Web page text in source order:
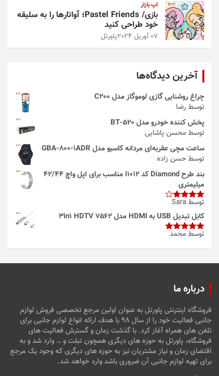
اپ بازار
بازی/ Pastel Friends؛ آواتارها را به سلیقه
خود طراحی کنید
07 آوریل 2024 پاورتل
آخرین دیدگاه‌ها
چراغ روشنایی گازی لوموگاز مدل C200
توسط رضا
پخش کننده خودرو مدل 520-BT
توسط محسن پاشایی
ساعت مچی عقربه‌ای مردانه کاسیو مدل GBA-800-1ADR
توسط حسن زاده
بند طرح Diamond کد i1012 مناسب برای اپل واچ 42/44
میلیمتری
امتیاز4
از 5
توسط Sara
کابل تبدیل USB به HDMI مدل 3in1 HDTV 7562
امتیاز5از
توسط محمد
درباره ما
فروشگاه اینترنتی پاورتل به عنوان اولین مرجع تخصصی فروش لوازم
جانبی فعالیت خود را از سال ۹۸ با هدف ارائه انواع لوازم جانبی برای
تلفن های همراه آغاز کرد. با گذشت زمان و گسترش فعالیت های
فروشگاه، پاورتل به حوزه های دیگری همچون تبلت و … وارد شد و به
اقتضای زمان و نیاز مشتریان نیز به حوزه های دیگری که وجود یک مرجع
برای تهیه لوازم جانبی آن ضروری باشد وارد خواهد شد.